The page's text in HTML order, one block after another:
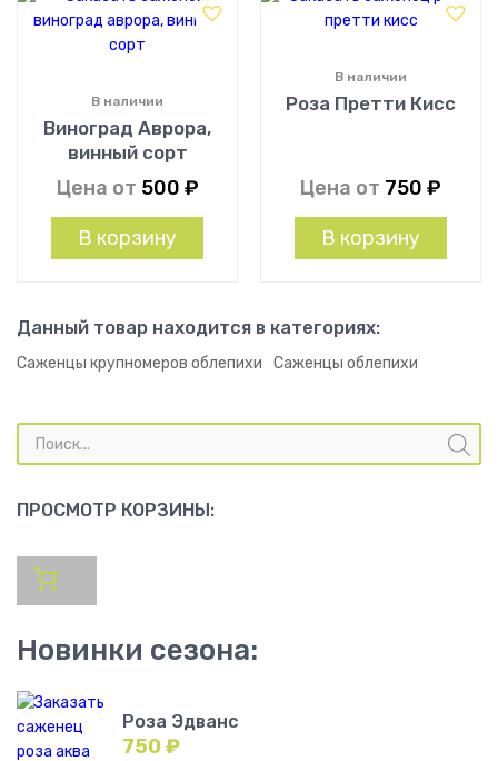
Виноград Аврора,
винный сорт
В наличии
Цена от 500 ₽
В корзину
Роза Претти Кисс
В наличии
Цена от 750 ₽
В корзину
Данный товар находится в категориях:
Саженцы крупномеров облепихи Саженцы облепихи
Поиск
товаров
ПРОСМОТР КОРЗИНЫ:
Новинки сезона:
Роза Эдванс
750₽